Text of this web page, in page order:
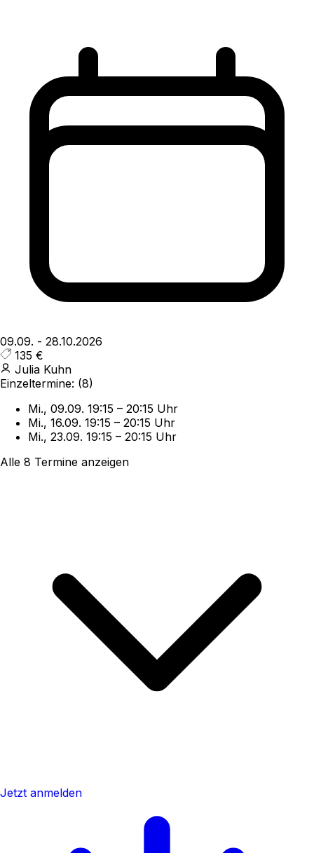
09.09. - 28.10.2026
135 €
Julia Kuhn
Einzeltermine: (8)
Mi., 09.09. 19:15 – 20:15 Uhr
Mi., 16.09. 19:15 – 20:15 Uhr
Mi., 23.09. 19:15 – 20:15 Uhr
Alle 8 Termine anzeigen
Jetzt anmelden